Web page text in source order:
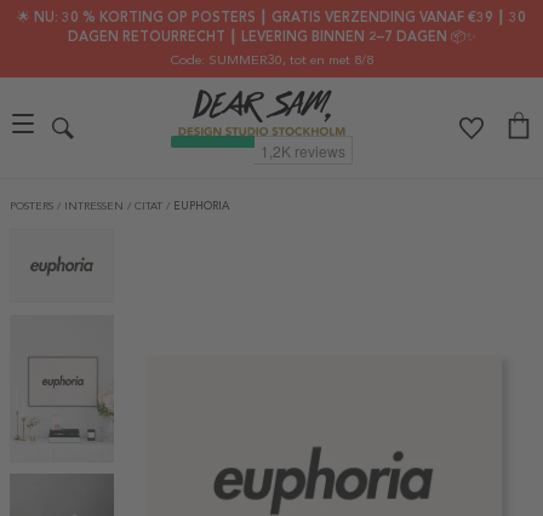
🌟 NU: 30 % KORTING OP POSTERS ┃ GRATIS VERZENDING VANAF €39 ┃ 30
DAGEN RETOURRECHT ┃ LEVERING BINNEN 2–7 DAGEN 📦✨
Code: SUMMER30, tot en met 8/8
POSTERS / INTRESSEN / CITAT / EUPHORIA